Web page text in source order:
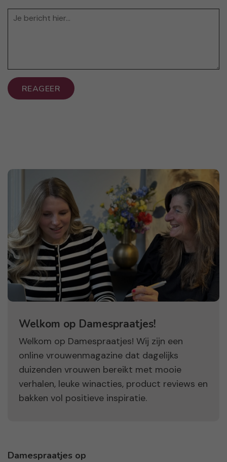
REAGEER
Welkom op Damespraatjes!
Welkom op Damespraatjes! Wij zijn een
online vrouwenmagazine dat dagelijks
duizenden vrouwen bereikt met mooie
verhalen, leuke winacties, product reviews en
bakken vol positieve inspiratie.
Damespraatjes op